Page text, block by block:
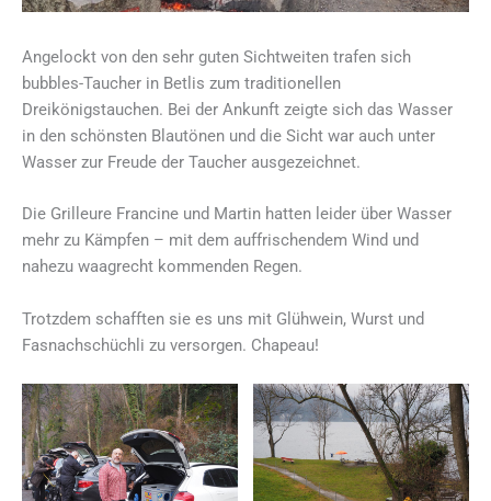
Angelockt von den sehr guten Sichtweiten trafen sich
bubbles-Taucher in Betlis zum traditionellen
Dreikönigstauchen. Bei der Ankunft zeigte sich das Wasser
in den schönsten Blautönen und die Sicht war auch unter
Wasser zur Freude der Taucher ausgezeichnet.
Die Grilleure Francine und Martin hatten leider über Wasser
mehr zu Kämpfen – mit dem auffrischendem Wind und
nahezu waagrecht kommenden Regen.
Trotzdem schafften sie es uns mit Glühwein, Wurst und
Fasnachschüchli zu versorgen. Chapeau!